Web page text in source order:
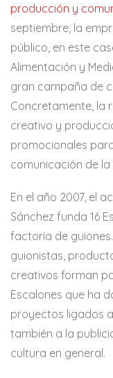
producción y
septiembre, la
público, en este
Alimentación y
gran campaña de
Concretamente, la
creativo y
promocionales
comunicación de la
En el año 2007, el
Sánchez funda 16
factoría de
guionistas,
creativos forman
Escalones que ha
proyectos ligados
también a la
cultura en general.